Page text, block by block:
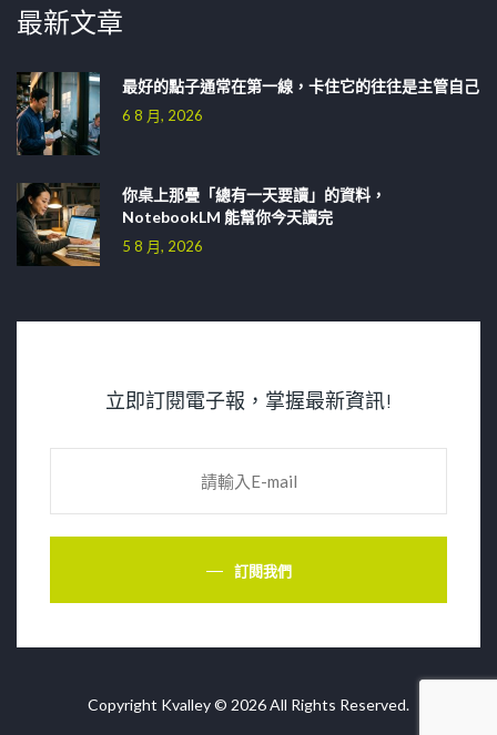
最新文章
最好的點子通常在第一線，卡住它的往往是主管自己
6 8 月, 2026
你桌上那疊「總有一天要讀」的資料，
NotebookLM 能幫你今天讀完
5 8 月, 2026
立即訂閱電子報，掌握最新資訊!
訂閱我們
Copyright Kvalley © 2026 All Rights Reserved.